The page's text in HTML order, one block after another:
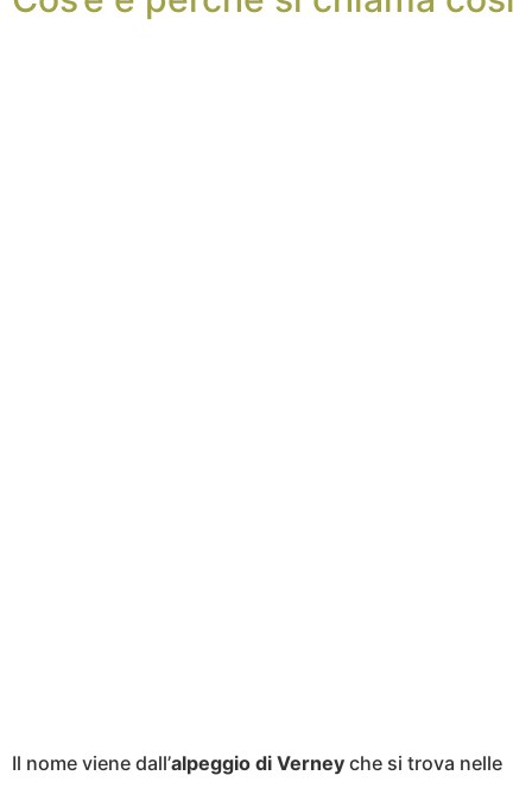
Il nome viene dall’alpeggio di Verney che si trova nelle